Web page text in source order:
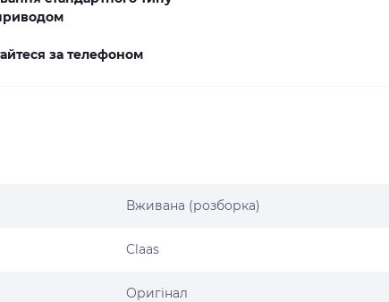
за телефоном
Вживана (розборка)
Claas
Оригінал